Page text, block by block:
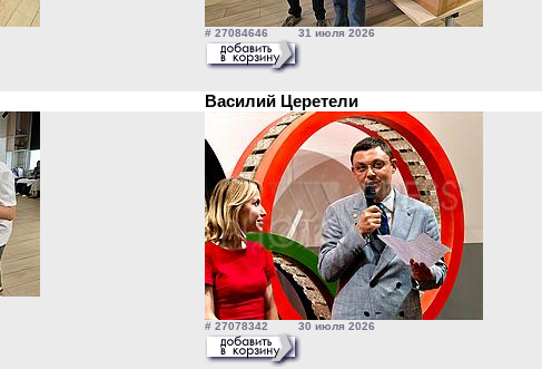
# 27084646 31 июля 2026
Василий Церетели
# 27078342 30 июля 2026